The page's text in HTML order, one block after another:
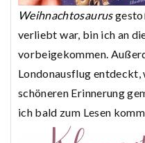
Weihnachtosaurus
verliebt war, bin ich an
vorbeigekommen.
Londonausflug entdeckt,
schöneren Erinnerung
ich bald zum Lesen